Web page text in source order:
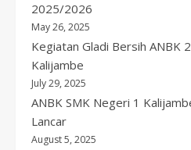
2025/2026
May 26, 2025
Kegiatan Gladi Bersih ANBK
Kalijambe
July 29, 2025
ANBK SMK Negeri 1
Lancar
August 5, 2025